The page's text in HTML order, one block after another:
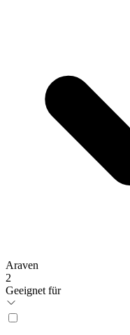
Araven
2
Geeignet für